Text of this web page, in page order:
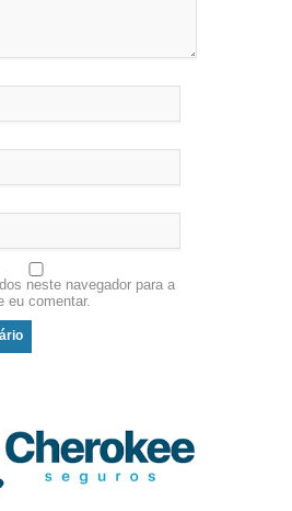
neste navegador para a
eu comentar.